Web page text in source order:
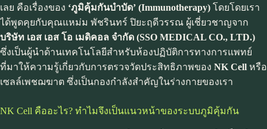
เลย คือเรื่องของ ‘ภูมิคุ้มกันบำบัด’ (Immunotherapy) โดยโดยเรา
ได้พูดคุยกับคุณแหม่ม พัชรินทร์ ปิยะฤดีวรรณ ผู้เชี่ยวชาญจาก
บริษัท เอส เอส โอ เมดิคอล จำกัด (SSO MEDICAL CO., LTD.)
ซึ่งเป็นผู้นำด้านเทคโนโลยีสำหรับห้องปฏิบัติการทางการแพทย์
ที่มาให้ความรู้เกี่ยวกับการตรวจวัดประสิทธิภาพของ NK Cell หรือ
เซลล์เพชฌฆาต ซึ่งเป็นกองกำลังสำคัญในร่างกายของเรา
NK Cell คืออะไร? ทำไมจึงเป็นแนวหน้าของระบบภูมิคุ้มกัน